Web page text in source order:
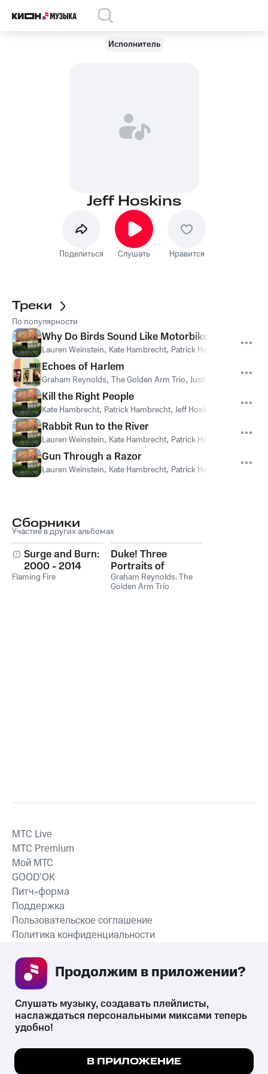
Исполнитель
Jeff Hoskins
Поделиться Слушать Нравится
Треки
По популярности
Why Do Birds Sound Like Motorbikes?
Lauren Weinstein, Kate Hambrecht, Patrick Hambrecht
Echoes of Harlem
Graham Reynolds, The Golden Arm Trio, Justin Sherburn
Kill the Right People
Kate Hambrecht, Patrick Hambrecht, Jeff Hoskins
Rabbit Run to the River
Lauren Weinstein, Kate Hambrecht, Patrick Hambrecht
Gun Through a Razor
Lauren Weinstein, Kate Hambrecht, Patrick Hambrecht
Сборники
Участие в других альбомах
Surge and Burn:
2000 - 2014
Flaming Fire
Duke! Three
Portraits of
Ellington
Graham Reynolds,The
Golden Arm Trio
СКАЧАТЬ ПРИЛОЖЕНИЕ
MTС Live
MTС Premium
Мой МТС
GOOD’OK
Питч-форма
Поддержка
Пользовательское соглашение
Политика конфиденциальности
психотропных веществ, их аналогов причиняет вред здоровью,
их незаконный оборот запрещён и влечёт установленную
Мы используем куки, чтобы на сайте все
Подробнее
Слушать музыку, создавать плейлисты,
наслаждаться персональными миксами теперь
удобно!
В ПРИЛОЖЕНИЕ